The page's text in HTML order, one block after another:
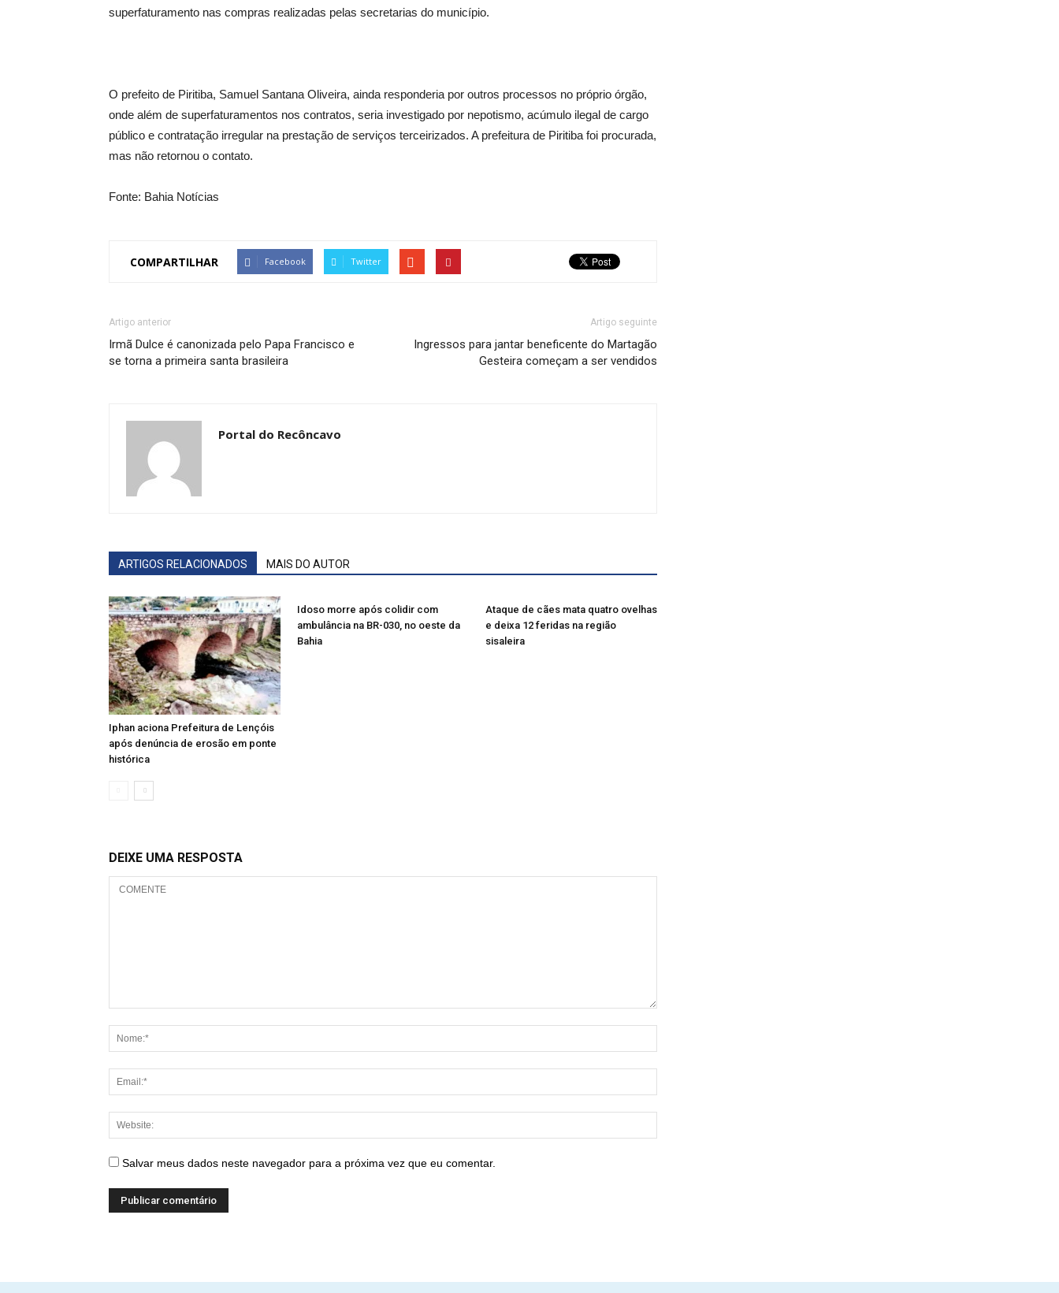
superfaturamento nas compras realizadas pelas secretarias do município.
O prefeito de Piritiba, Samuel Santana Oliveira, ainda responderia por outros processos no próprio órgão,
onde além de superfaturamentos nos contratos, seria investigado por nepotismo, acúmulo ilegal de cargo
público e contratação irregular na prestação de serviços terceirizados. A prefeitura de Piritiba foi procurada,
mas não retornou o contato.
Fonte: Bahia Notícias
COMPARTILHAR Facebook Twitter
Artigo anterior
Irmã Dulce é canonizada pelo Papa Francisco e
se torna a primeira santa brasileira
Artigo seguinte
Ingressos para jantar beneficente do Martagão
Gesteira começam a ser vendidos
Portal do Recôncavo
ARTIGOS RELACIONADOS MAIS DO AUTOR
Iphan aciona Prefeitura de Lençóis
após denúncia de erosão em ponte
histórica
Idoso morre após colidir com
ambulância na BR-030, no oeste da
Bahia
Ataque de cães mata quatro ovelhas
e deixa 12 feridas na região
sisaleira
DEIXE UMA RESPOSTA
Salvar meus dados neste navegador para a próxima vez que eu comentar.